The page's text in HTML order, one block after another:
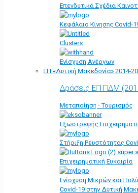
Επενδυτικά Σχέδια
Κεφάλαιο Κίνησης Covid-
Clusters
Ενίσχυση Ανέργων
ΕΠ «Δυτική Μακεδονία» 2014-
Δράσεις ΕΠ ΠΔΜ
Μεταποίηση - Τουρισμός
Εξωστρεφής
Στήριξη Ρευστότητας
Επιχειρηματική Ευκαιρία
Ενίσχυση Μικρών και
Covid-19 στην Δυτική